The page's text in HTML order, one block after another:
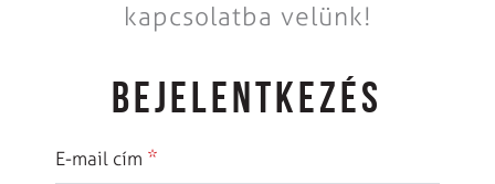
kapcsolatba velünk!
BEJELENTKEZÉS
E-mail cím *